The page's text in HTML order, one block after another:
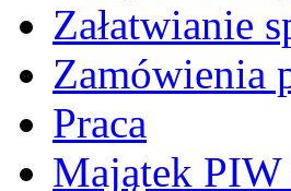
Załatwianie
Zamówienia
Praca
Majątek